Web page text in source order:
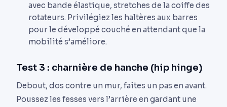
avec bande élastique, stretches de la coiffe des
rotateurs. Privilégiez les haltères aux barres
pour le développé couché en attendant que la
mobilité s’améliore.
Test 3 : charnière de hanche (hip hinge)
Debout, dos contre un mur, faites un pas en avant.
Poussez les fesses vers l’arrière en gardant une